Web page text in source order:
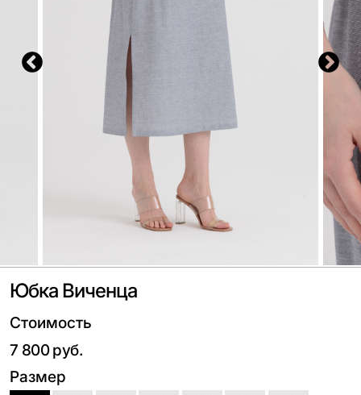
Юбка Виченца
Стоимость
7 800 руб.
Размер